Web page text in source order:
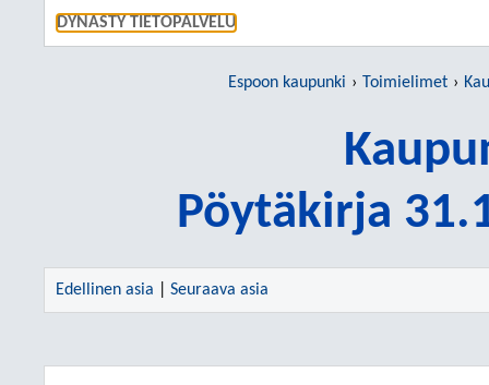
DYNASTY TIETOPALVELU
Espoon kaupunki Toimielimet
Pöytäkirja
Edellinen asia Seuraava asia